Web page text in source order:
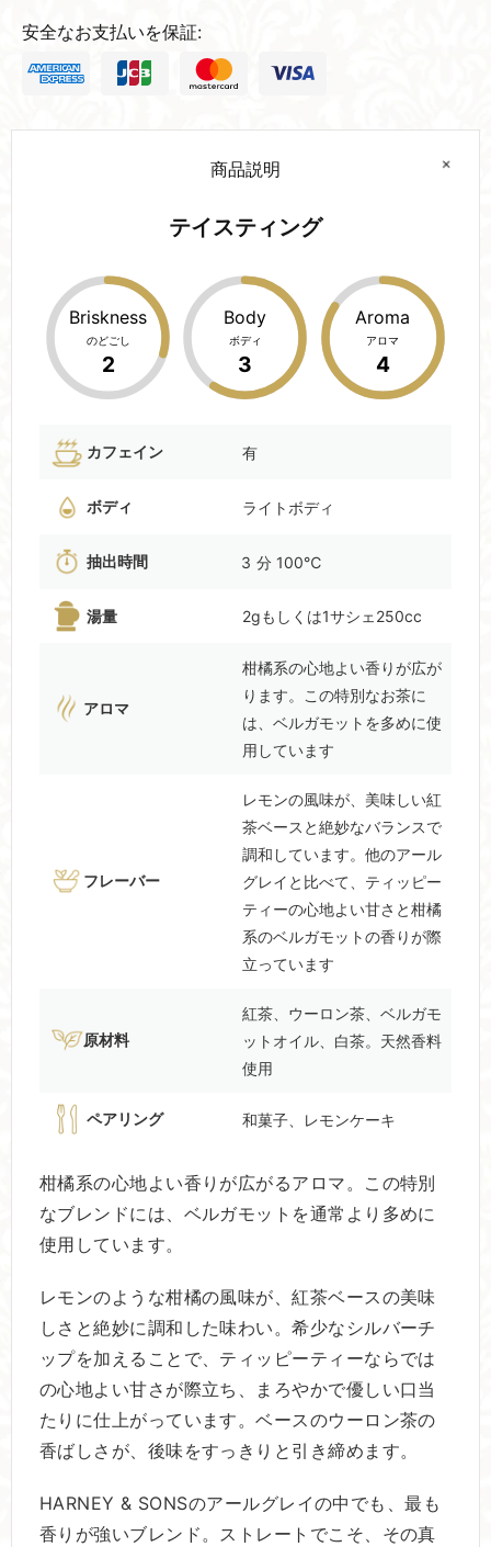
安全なお支払いを保証:
商品説明
テイスティング
Briskness
のどごし
2
Body
ボディ
3
Aroma
アロマ
4
カフェイン 有
ボディ ライトボディ
抽出時間 3 分 100℃
湯量 2gもしくは1サシェ250cc
アロマ
柑橘系の心地よい香りが広が
ります。この特別なお茶に
は、ベルガモットを多めに使
用しています
フレーバー
レモンの風味が、美味しい紅
茶ベースと絶妙なバランスで
調和しています。他のアール
グレイと比べて、ティッピー
ティーの心地よい甘さと柑橘
系のベルガモットの香りが際
立っています
原材料
紅茶、ウーロン茶、ベルガモ
ットオイル、白茶。天然香料
使用
ペアリング 和菓子、レモンケーキ
柑橘系の心地よい香りが広がるアロマ。この特別
なブレンドには、ベルガモットを通常より多めに
使用しています。
レモンのような柑橘の風味が、紅茶ベースの美味
しさと絶妙に調和した味わい。希少なシルバーチ
ップを加えることで、ティッピーティーならでは
の心地よい甘さが際立ち、まろやかで優しい口当
たりに仕上がっています。ベースのウーロン茶の
香ばしさが、後味をすっきりと引き締めます。
HARNEY & SONSのアールグレイの中でも、最も
香りが強いブレンド。ストレートでこそ、その真